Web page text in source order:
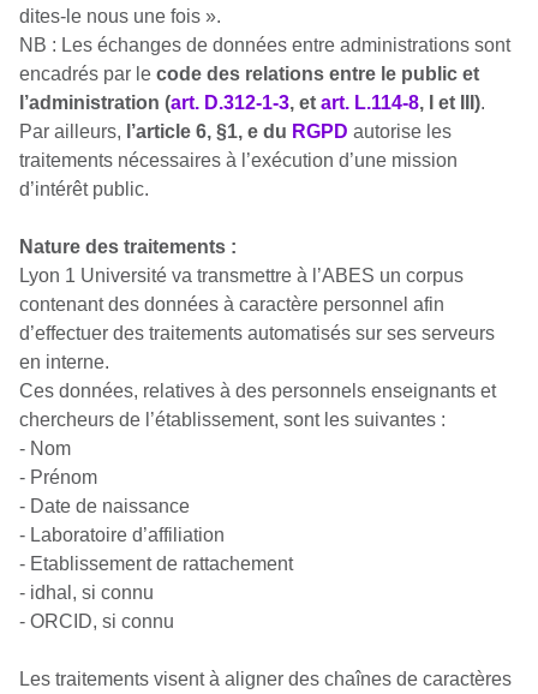
dites-le nous une fois ».
NB : Les échanges de données entre administrations sont
encadrés par le code des relations entre le public et
l’administration (art. D.312-1-3, et art. L.114-8, I et III).
Par ailleurs, l’article 6, §1, e du RGPD autorise les
traitements nécessaires à l’exécution d’une mission
d’intérêt public.
Nature des traitements :
Lyon 1 Université va transmettre à l’ABES un corpus
contenant des données à caractère personnel afin
d’effectuer des traitements automatisés sur ses serveurs
en interne.
Ces données, relatives à des personnels enseignants et
chercheurs de l’établissement, sont les suivantes :
- Nom
- Prénom
- Date de naissance
- Laboratoire d’affiliation
- Etablissement de rattachement
- idhal, si connu
- ORCID, si connu
Les traitements visent à aligner des chaînes de caractères